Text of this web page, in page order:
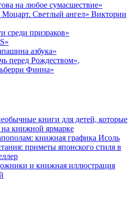
на любое сумасшествие»
Светлый ангел» Виктории
среди призраков»
азбука»
перед Рождеством»,
Финна»
книги для детей, которые
книжной ярмарке
книжная графика Исоль
приметы японского стиля в
и книжная иллюстрация